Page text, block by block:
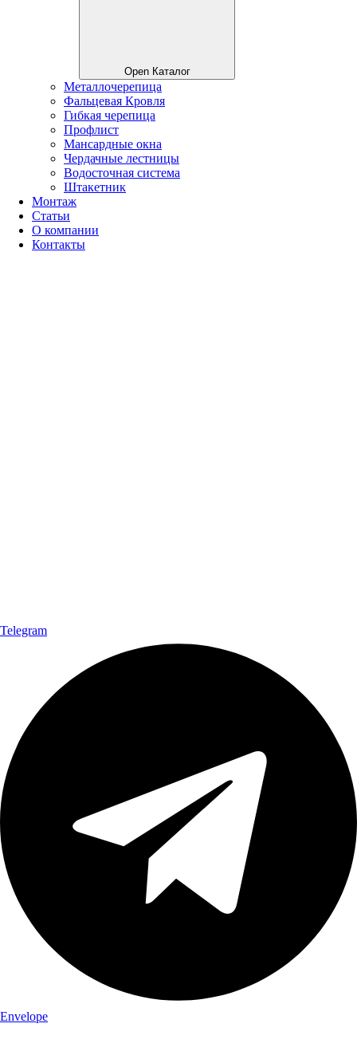
Open Каталог
Металлочерепица
Фальцевая Кровля
Гибкая черепица
Профлист
Мансардные окна
Чердачные лестницы
Водосточная система
Штакетник
Монтаж
Статьи
О компании
Контакты
Telegram
Envelope